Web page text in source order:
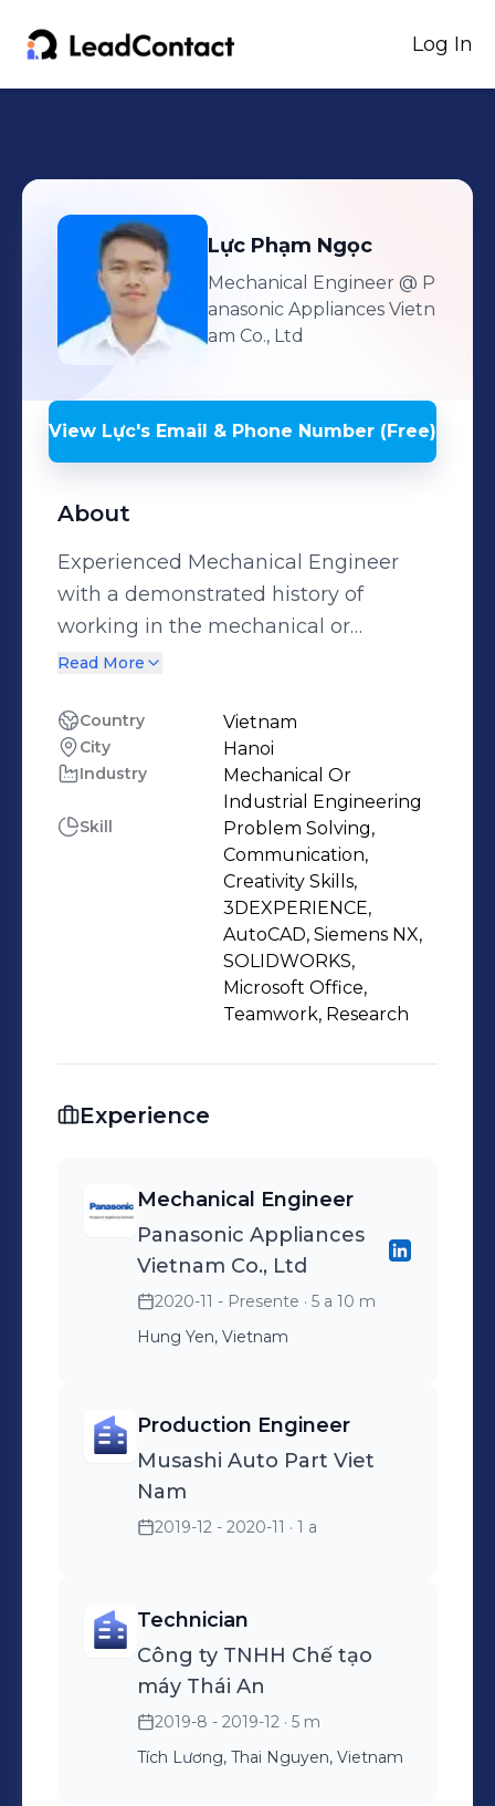
Log In
Lực Phạm Ngọc
Mechanical Engineer @ P
anasonic Appliances Vietn
am Co., Ltd
View Lực's Email & Phone Number (Free)
About
Experienced Mechanical Engineer
with a demonstrated history of
working in the mechanical or
industrial engineering industry.
SolidWorks, Siemens NX, and
Creativity Skills. Strong engineering
professional with a Engineer's degree
focused in Mechanical Engineering
from Đại học Kỹ thuật Công Nghiệp
Read More
Country Vietnam
City Hanoi
Industry
Mechanical Or
Industrial Engineering
Skill
Problem Solving,
Communication,
Creativity Skills,
3DEXPERIENCE,
AutoCAD, Siemens NX,
SOLIDWORKS,
Microsoft Office,
Teamwork, Research
Experience
Mechanical Engineer
Panasonic Appliances
Vietnam Co., Ltd
2020-11 - Presente · 5 a 10 m
Hung Yen, Vietnam
Production Engineer
Musashi Auto Part Viet
Nam
2019-12 - 2020-11 · 1 a
Technician
Công ty TNHH Chế tạo
máy Thái An
2019-8 - 2019-12 · 5 m
Tích Lương, Thai Nguyen, Vietnam